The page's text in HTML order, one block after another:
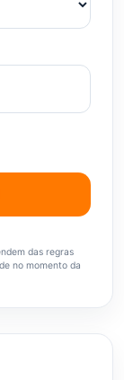
das regras
no momento da